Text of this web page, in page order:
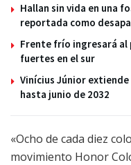
Hallan sin vida en una
reportada como
Frente frío ingresará al
fuertes en el sur
Vinícius Júnior
hasta junio de 2032
«Ocho de cada diez
movimiento Honor